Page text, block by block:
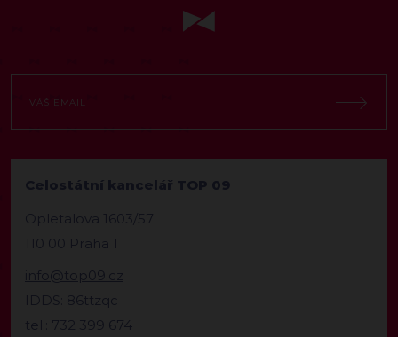
Celostátní kancelář TOP 09
Opletalova 1603/57
110 00 Praha 1
info@top09.cz
IDDS: 86ttzqc
tel.: 732 399 674